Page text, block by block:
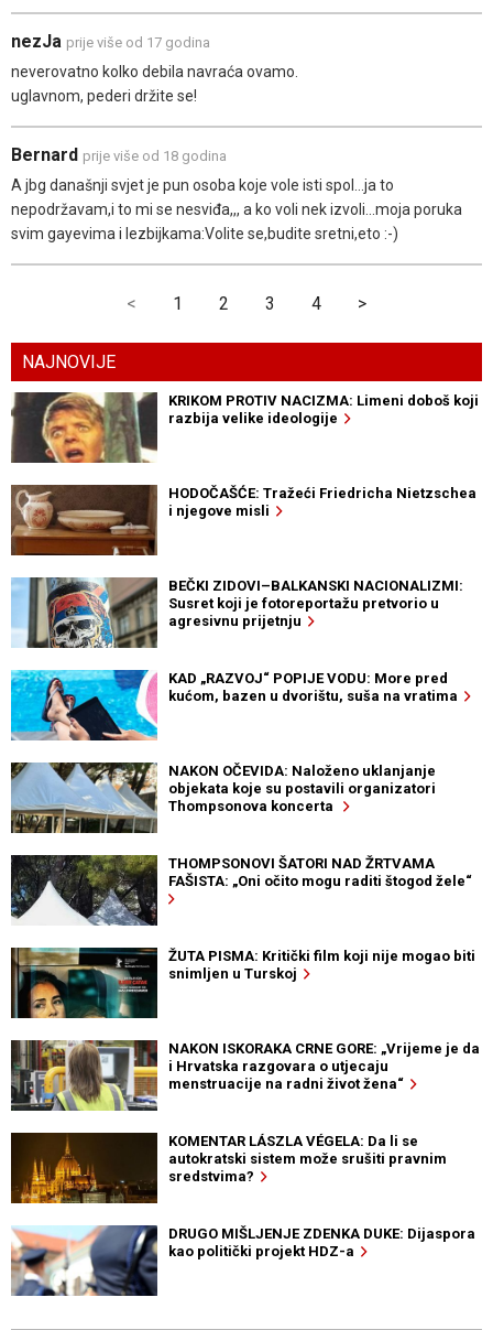
nezJa prije više od 17 godina
neverovatno kolko debila navraća ovamo.
uglavnom, pederi držite se!
Bernard prije više od 18 godina
A jbg današnji svjet je pun osoba koje vole isti spol...ja to
nepodržavam,i to mi se nesviđa,,, a ko voli nek izvoli...moja poruka
svim gayevima i lezbijkama:Volite se,budite sretni,eto :-)
< 1 2 3 4 >
NAJNOVIJE
KRIKOM PROTIV NACIZMA: Limeni doboš koji
razbija velike ideologije
HODOČAŠĆE: Tražeći Friedricha Nietzschea
i njegove misli
BEČKI ZIDOVI–BALKANSKI NACIONALIZMI:
Susret koji je fotoreportažu pretvorio u
agresivnu prijetnju
KAD „RAZVOJ“ POPIJE VODU: More pred
kućom, bazen u dvorištu, suša na vratima
NAKON OČEVIDA: Naloženo uklanjanje
objekata koje su postavili organizatori
Thompsonova koncerta
THOMPSONOVI ŠATORI NAD ŽRTVAMA
FAŠISTA: „Oni očito mogu raditi štogod žele“
ŽUTA PISMA: Kritički film koji nije mogao biti
snimljen u Turskoj
NAKON ISKORAKA CRNE GORE: „Vrijeme je da
i Hrvatska razgovara o utjecaju
menstruacije na radni život žena“
KOMENTAR LÁSZLA VÉGELA: Da li se
autokratski sistem može srušiti pravnim
sredstvima?
DRUGO MIŠLJENJE ZDENKA DUKE: Dijaspora
kao politički projekt HDZ-a